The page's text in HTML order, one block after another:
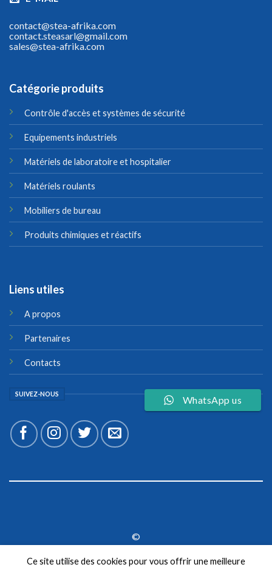
contact@stea-afrika.com
contact.steasarl@gmail.com
sales@stea-afrika.com
Catégorie produits
Contrôle d'accès et systèmes de sécurité
Equipements industriels
Matériels de laboratoire et hospitalier
Matériels roulants
Mobiliers de bureau
Produits chimiques et réactifs
Liens utiles
A propos
Partenaires
Contacts
SUIVEZ-NOUS
©
Ce site utilise des cookies pour vous offrir une meilleure
WhatsApp us